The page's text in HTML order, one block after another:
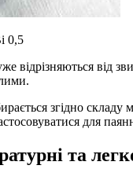
0,5
відрізняються від
згідно
для
та